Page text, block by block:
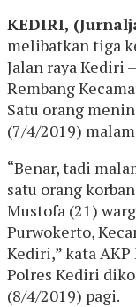
KEDIRI,
melibatkan tiga
Jalan raya Kediri
Rembang
Satu orang
(7/4/2019)
“Benar, tadi
satu orang
Mustofa (21)
Purwokerto,
Kediri,” kata
Polres Kediri
(8/4/2019) pagi.